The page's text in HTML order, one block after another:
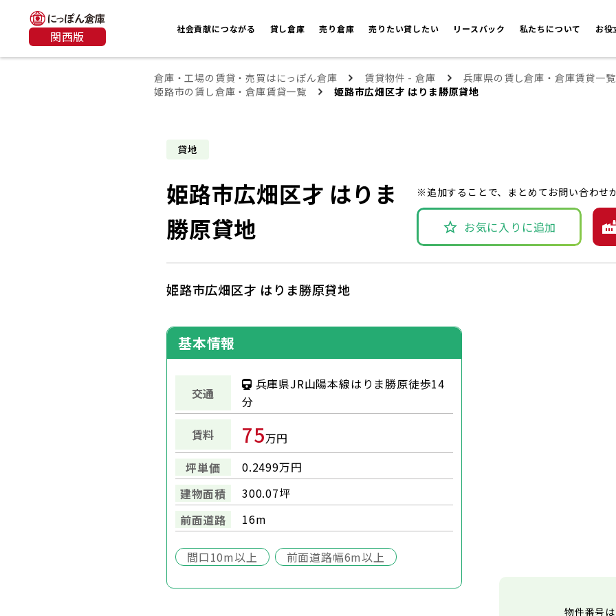
関西版 社会貢献につながる 貸し倉庫 売り倉庫 売りたい貸したい リースバック 私たちについて お役
倉庫・工場の賃貸・売買はにっぽん倉庫 賃貸物件 - 倉庫
兵庫県の賃し倉庫・倉庫賃貸一覧
姫路市の賃し倉庫・倉庫賃貸一覧
姫路市広畑区才 はりま勝原貸地
貸地
姫路市広畑区才 はりま
勝原貸地
※追加することで、まとめてお問い合わせ
お気に入りに追加
姫路市広畑区才 はりま勝原貸地
基本情報
交通
兵庫県JR山陽本線はりま勝原徒歩14
分
賃料
75万円
坪単価
0.2499万円
建物面積
300.07坪
前面道路
16m
間口10m以上 前面道路幅6m以上
物件番号は